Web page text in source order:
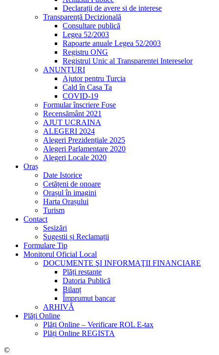
Declarații de avere si de interese
Transparență Decizională
Consultare publică
Legea 52/2003
Rapoarte anuale Legea 52/2003
Registru ONG
Registrul Unic al Transparentei Intereselor
ANUNȚURI
Ajutor pentru Turcia
Cald în Casa Ta
COVID-19
Formular înscriere Fose
Recensământ 2021
AJUT UCRAINA
ALEGERI 2024
Alegeri Prezidențiale 2025
Alegeri Parlamentare 2020
Alegeri Locale 2020
Oraș
Date Istorice
Cetățeni de onoare
Orașul în imagini
Harta Orașului
Turism
Contact
Sesizări
Sugestii și Reclamații
Formulare Tip
Monitorul Oficial Local
DOCUMENTE ŞI INFORMAŢII FINANCIARE
Plăți restante
Datoria Publică
Bilanț
Împrumut bancar
ARHIVĂ
Plăți Online
Plăți Online – Verificare ROL E-tax
Plăți Online REGISTA
©